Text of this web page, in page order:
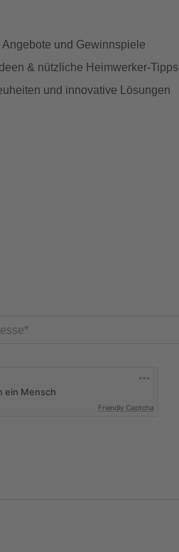
Angebote und Gewinnspiele
& nützliche Heimwerker-Tipps
und innovative Lösungen
Friendly Captcha